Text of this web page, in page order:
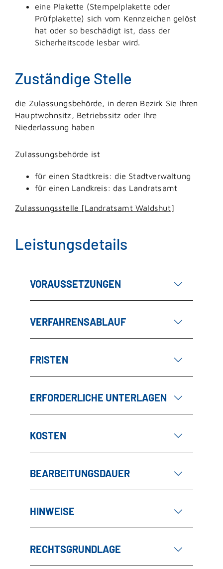
eine Plakette (Stempelplakette oder
Prüfplakette) sich vom Kennzeichen gelöst
hat oder so beschädigt ist, dass der
Sicherheitscode lesbar wird.
Zuständige Stelle
die Zulassungsbehörde, in deren Bezirk Sie Ihren
Hauptwohnsitz, Betriebssitz oder Ihre
Niederlassung haben
Zulassungsbehörde ist
für einen Stadtkreis: die Stadtverwaltung
für einen Landkreis: das Landratsamt
Zulassungsstelle [Landratsamt Waldshut]
Leistungsdetails
VORAUSSETZUNGEN
VERFAHRENSABLAUF
FRISTEN
ERFORDERLICHE UNTERLAGEN
KOSTEN
BEARBEITUNGSDAUER
HINWEISE
RECHTSGRUNDLAGE